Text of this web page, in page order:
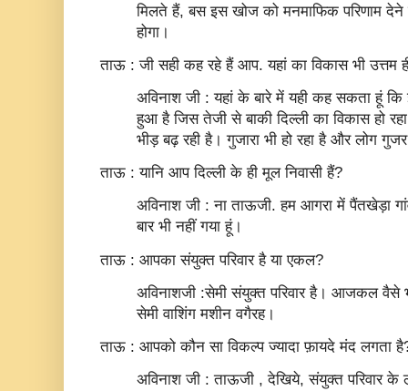
मिलते हैं, बस इस खोज को मनमाफिक परिणाम देने
होगा।
ताऊ : जी सही कह रहे हैं आप. यहां का विकास भी उत्तम
अविनाश जी : यहां के बारे में यही कह सकता हूं
हुआ है जिस तेजी से बाकी दिल्‍ली का विकास हो
भीड़ बढ़ रही है। गुजारा भी हो रहा है और लोग
ताऊ : यानि आप दिल्ली के ही मूल निवासी हैं?
अविनाश जी : ना ताऊजी. हम आगरा में पैंतखेड़ा
बार भी नहीं गया हूं।
ताऊ : आपका संयुक्त परिवार है या एकल?
अविनाशजी :सेमी संयुक्‍त परिवार है। आजकल वैसे
सेमी वाशिंग मशीन वगैरह।
ताऊ : आपको कौन सा विकल्प ज्यादा फ़ायदे मंद लगता
अविनाश जी : ताऊजी , देखिये, संयुक्‍त परिवार के